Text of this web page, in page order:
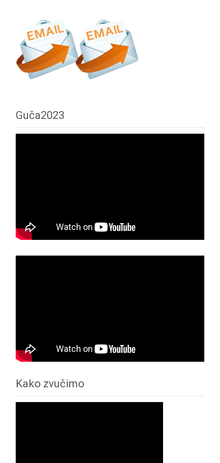
Guča2023
Kako zvučimo